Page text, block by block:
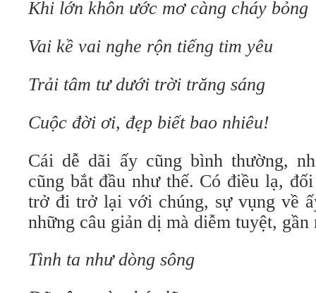
Khi lớn khôn ước mơ càng cháy bỏng
Vai kề vai nghe rộn tiếng tim yêu
Trải tâm tư dưới trời trăng sáng
Cuộc đời ơi, đẹp biết bao nhiêu!
Cái dễ dãi ấy cũng bình thường,
cũng bắt đầu như thế. Có điều lạ,
trở đi trở lại với chúng, sự vụng về
những câu giản dị mà diễm tuyệt, gần
Tình ta như dòng sông